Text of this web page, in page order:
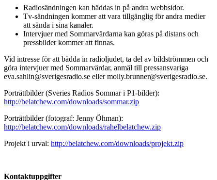
Radiosändningen kan bäddas in på andra webbsidor.
Tv-sändningen kommer att vara tillgänglig för andra medier
att sända i sina kanaler.
Intervjuer med Sommarvärdarna kan göras på distans och
pressbilder kommer att finnas.
Vid intresse för att bädda in radioljudet, ta del av bildströmmen och
göra intervjuer med Sommarvärdar, anmäl till pressansvariga
eva.sahlin@sverigesradio.se eller molly.brunner@sverigesradio.se.
Porträttbilder (Sveries Radios Sommar i P1-bilder):
http://belatchew.com/downloads/sommar.zip
Porträttbilder (fotograf: Jenny Öhman):
http://belatchew.com/downloads/rahelbelatchew.zip
Projekt i urval: http://belatchew.com/downloads/projekt.zip
Kontaktuppgifter